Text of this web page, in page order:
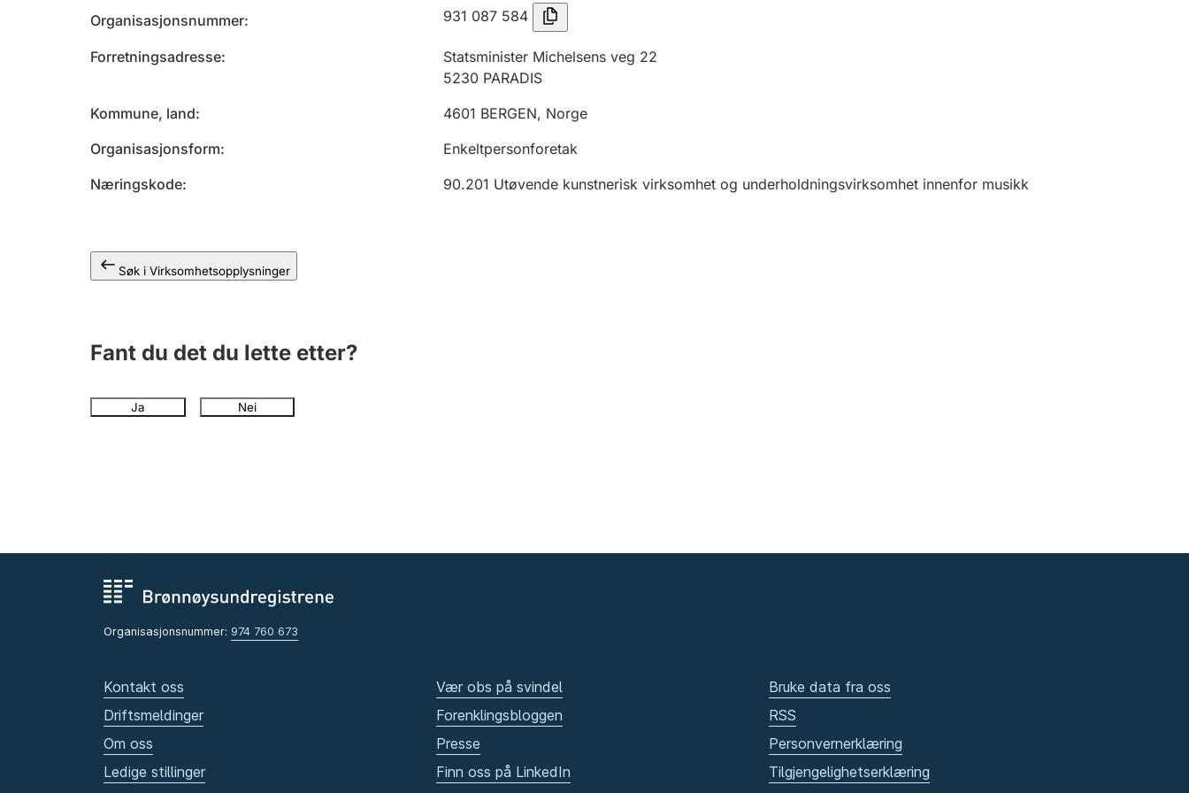
Organisasjonsnummer 931 087 584
Forretningsadresse
Statsminister Michelsens veg 22
5230 PARADIS
Kommune, land
4601 BERGEN, Norge
Organisasjonsform
Enkeltpersonforetak
Næringskode
90.201 Utøvende kunstnerisk virksomhet og underholdningsvirksomhet innenfor musikk
Søk i Virksomhetsopplysninger
Fant du det du lette etter?
Ja Nei
Organisasjonsnummer: 974 760 673
Kontakt oss
Driftsmeldinger
Om oss
Ledige stillinger
Vær obs på svindel
Forenklingsbloggen
Presse
Finn oss på LinkedIn
Bruke data fra oss
RSS
Personvernerklæring
Tilgjengelighetserklæring